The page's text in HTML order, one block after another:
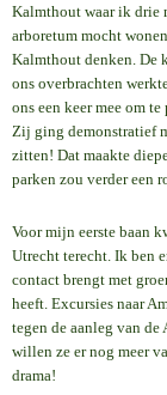
Kalmthout waar ik drie
arboretum mocht
Kalmthout denken. De
ons overbrachten
ons een keer mee om
Zij ging demonstratief
zitten! Dat maakte
parken zou verder een
Voor mijn eerste baan
Utrecht terecht. Ik ben
contact brengt met
heeft. Excursies naar
tegen de aanleg van
willen ze er nog meer
drama!